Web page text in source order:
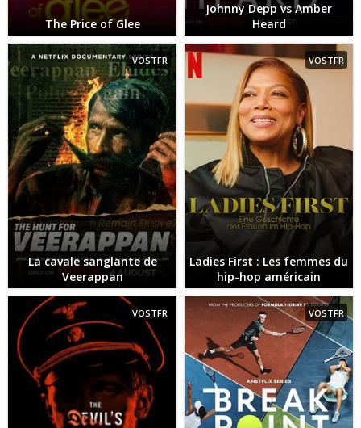
The Price of Glee
Johnny Depp vs Amber
Heard
VOSTFR
La cavale sanglante de
Veerappan
VOSTFR
Ladies First : Les femmes du
hip-hop américain
VOSTFR VOSTFR